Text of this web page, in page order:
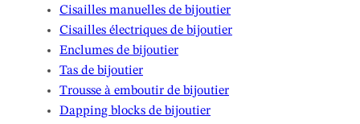
Cisailles manuelles de bijoutier
Cisailles électriques de bijoutier
Enclumes de bijoutier
Tas de bijoutier
Trousse à emboutir de bijoutier
Dapping blocks de bijoutier